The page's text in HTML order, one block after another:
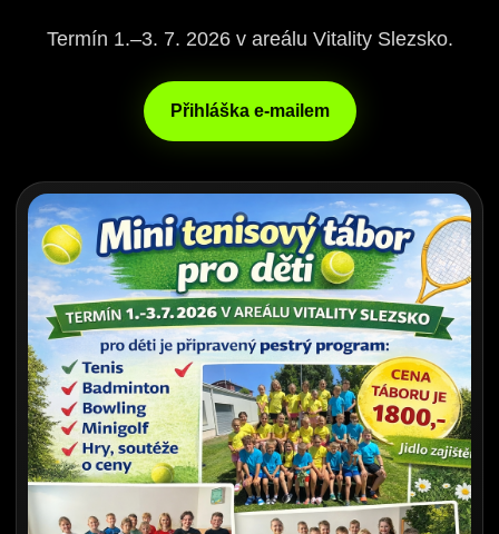
Termín 1.–3. 7. 2026 v areálu Vitality Slezsko.
Přihláška e-mailem